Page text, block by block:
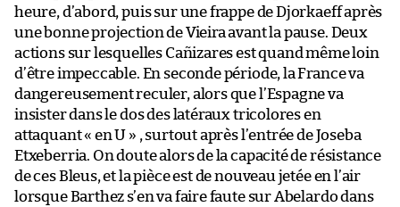
heure, d’abord, puis sur une frappe de Djorkaeff après
une bonne projection de Vieira avant la pause. Deux
actions sur lesquelles Cañizares est quand même loin
d’être impeccable. En seconde période, la France va
dangereusement reculer, alors que l’Espagne va
insister dans le dos des latéraux tricolores en
attaquant « en U » , surtout après l’entrée de Joseba
Etxeberria. On doute alors de la capacité de résistance
de ces Bleus, et la pièce est de nouveau jetée en l’air
lorsque Barthez s’en va faire faute sur Abelardo dans